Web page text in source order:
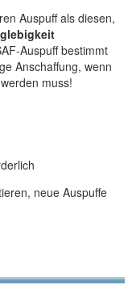
Auspuff als diesen,
Auspuff bestimmt
Anschaffung, wenn
muss!
neue Auspuffe